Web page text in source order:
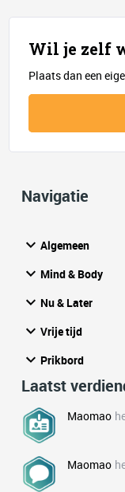
Wil je zelf
Plaats dan een
Navigatie
Algemeen
Mind & Body
Nu & Later
Vrije tijd
Prikbord
Laatst
Maomao
Maomao